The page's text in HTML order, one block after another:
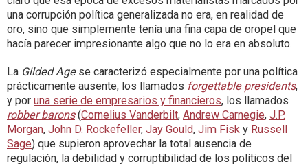
una corrupción política generalizada no era, en realidad de
oro, sino que simplemente tenía una fina capa de oropel que
hacía parecer impresionante algo que no lo era en absoluto.
La Gilded Agese caracterizó especialmente por una política
prácticamente ausente, los llamados forgettable presidents,
y por una serie de empresarios y financieros, los llamados
robber barons(Cornelius Vanderbilt, Andrew Carnegie, J.P.
Morgan, John D. Rockefeller, Jay Gould, Jim Fisk y Russell
Sage) que supieron aprovechar la total ausencia de
regulación, la debilidad y corruptibilidad de los políticos del